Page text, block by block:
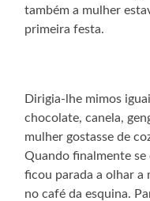
também a mulher
primeira festa.
Dirigia-lhe mimos
chocolate, canela,
mulher gostasse de
Quando finalmente se
ficou parada a olhar a
no café da esquina.